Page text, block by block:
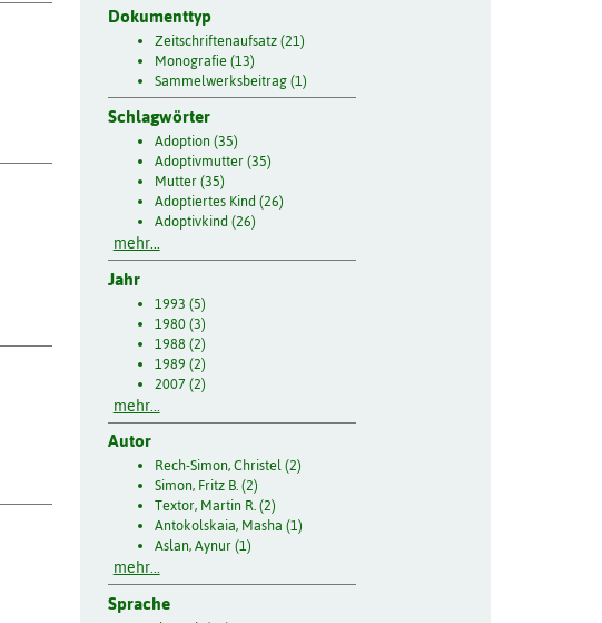
Dokumenttyp
Zeitschriftenaufsatz (21)
Monografie (13)
Sammelwerksbeitrag (1)
Schlagwörter
Adoption (35)
Adoptivmutter (35)
Mutter (35)
Adoptiertes Kind (26)
Adoptivkind (26)
mehr...
Jahr
1993 (5)
1980 (3)
1988 (2)
1989 (2)
2007 (2)
mehr...
Autor
Rech-Simon, Christel (2)
Simon, Fritz B. (2)
Textor, Martin R. (2)
Antokolskaia, Masha (1)
Aslan, Aynur (1)
mehr...
Sprache